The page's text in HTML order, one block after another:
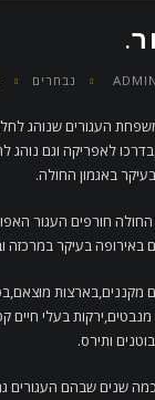
ADMIN נבחרים
העגורים שנוהג
לאפריקה וגם נוהג
באגמון החולה.
החולה חורפים העגור
באירופה בעיקר במרכזה
מקננים,בארצות
מנבטים,ירקות בעלי
ותירס.
שנים שבהם העגורים